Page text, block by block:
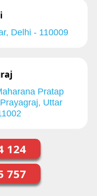
Delhi - 110009
Pratap
Uttar
124
757